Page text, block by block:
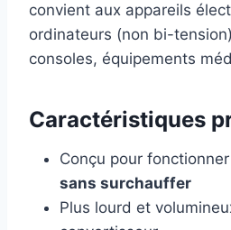
convient aux appareils
ordinateurs (non bi-
consoles, équipements
Caractéristiques
Conçu pour fonctionner
sans surchauffer
Plus lourd et